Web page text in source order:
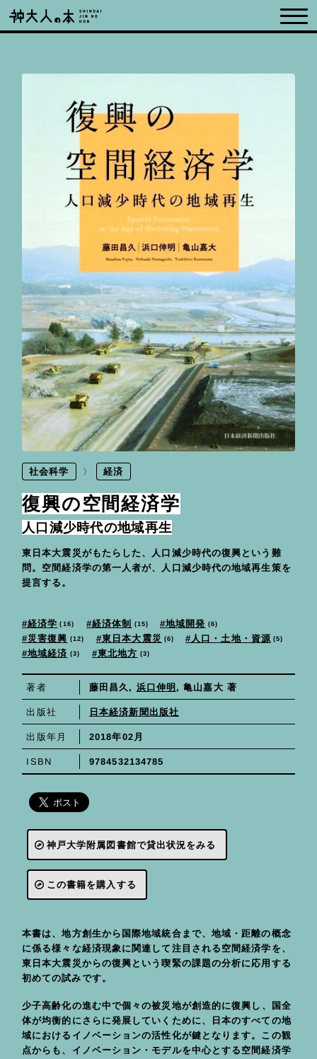
社会科学 経済
復興の空間経済学
人口減少時代の地域再生
東日本大震災がもたらした、人口減少時代の復興という難
問。空間経済学の第一人者が、人口減少時代の地域再生策を
提言する。
経済学 16 経済体制 15 地域開発 6
災害復興 12 東日本大震災 6 人口・土地・資源 5
地域経済 3 東北地方 3
著者 藤田昌久 , 浜口伸明, 亀山嘉大 著
出版社 日本経済新聞出版社
出版年月 2018年02月
ISBN 9784532134785
神戸大学附属図書館で貸出状況をみる
この書籍を購入する
本書は、地方創生から国際地域統合まで、地域・距離の概念
に係る様々な経済現象に関連して注目される空間経済学を、
東日本大震災からの復興という喫緊の課題の分析に応用する
初めての試みです。
少子高齢化の進む中で個々の被災地が創造的に復興し、国全
体が均衡的にさらに発展していくために、日本のすべての地
域におけるイノベーションの活性化が鍵となります。この観
点からも、イノベーション・モデルを中心とする空間経済学